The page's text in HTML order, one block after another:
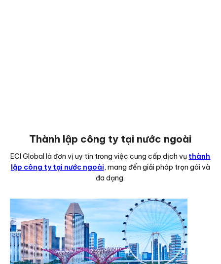
Thành lập công ty tại nước ngoài
ECI Global là đơn vị uy tín trong việc cung cấp dịch vụ thành
lập công ty tại nước ngoài, mang đến giải pháp trọn gói và
đa dạng.